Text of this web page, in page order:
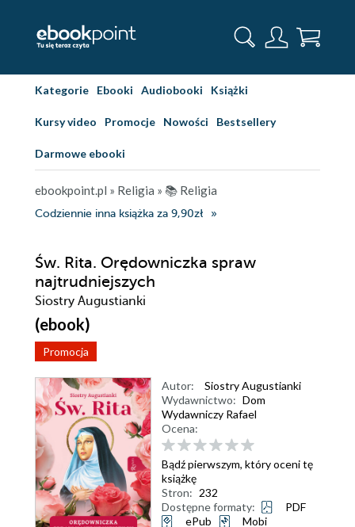
Kategorie Ebooki Audiobooki Książki
Kursy video Promocje Nowości Bestsellery
Darmowe ebooki
ebookpoint.pl » Religia » 📚 Religia
Codziennie inna książka za 9,90zł
Św. Rita. Orędowniczka spraw
najtrudniejszych
Siostry Augustianki
(ebook)
Promocja
Autor:
Siostry Augustianki
Wydawnictwo: Dom
Wydawniczy Rafael
Ocena:
Bądź pierwszym, który oceni tę
książkę
Stron: 232
Dostępne formaty:
PDF
ePub
Mobi